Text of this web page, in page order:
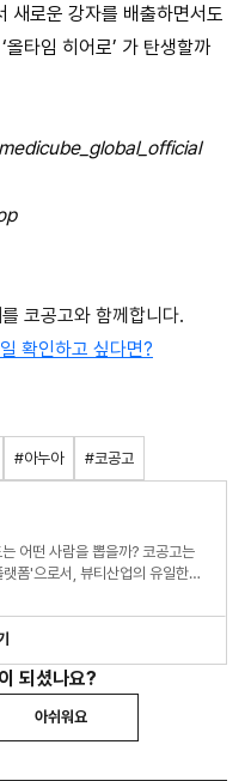
새로운 강자를 배출하면서도
타임 히어로’ 가 탄생할까
코공고와 함께합니다.
확인하고 싶다면?
#아누아 #코공고
어떤 사람을 뽑을까? 코공고는
폼'으로서, 뷰티산업의 유일한
되셨나요?
아쉬워요